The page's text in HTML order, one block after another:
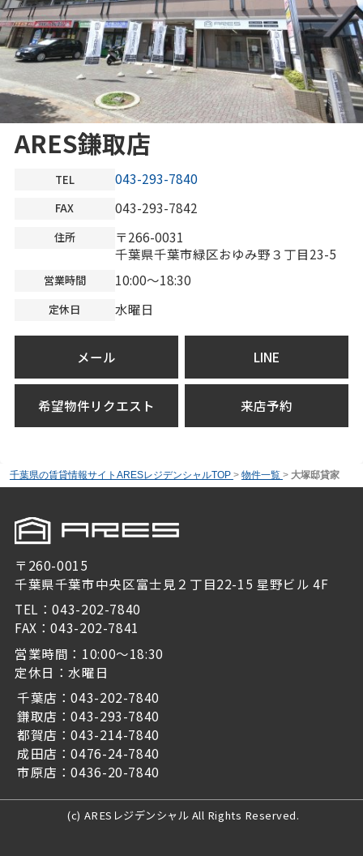
ARES鎌取店
TEL 043-293-7840
FAX 043-293-7842
住所
〒266-0031
千葉県千葉市緑区おゆみ野３丁目23-5
営業時間 10:00～18:30
定休日 水曜日
メール LINE
希望物件リクエスト 来店予約
千葉県の賃貸情報サイトARESレジデンシャルTOP > 物件一覧 > 大塚邸貸家
〒260-0015
千葉県千葉市中央区富士見２丁目22-15 星野ビル 4F
TEL：043-202-7840
FAX：043-202-7841
営業時間：10:00～18:30
定休日：水曜日
千葉店：043-202-7840
鎌取店：043-293-7840
都賀店：043-214-7840
成田店：0476-24-7840
市原店：0436-20-7840
(c) ARESレジデンシャル All Rights Reserved.